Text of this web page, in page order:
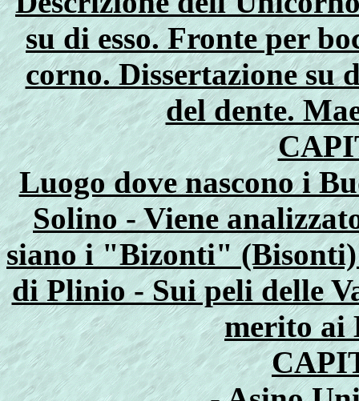
su di esso. Fronte per
corno. Dissertazione su
del dente.
Luogo dove nascono i
Solino - Viene
siano i "Bizonti" (Bisonti)
di Plinio - Sui peli delle
merito ai